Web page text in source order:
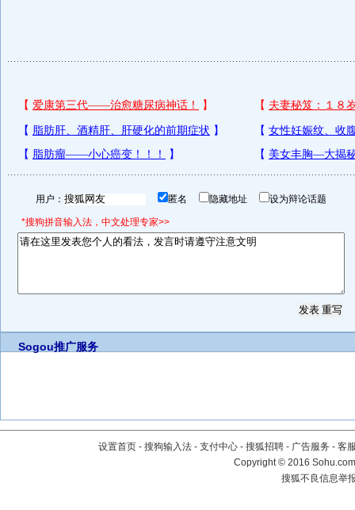
用户： 匿名 隐藏地址 设为辩论话题
*搜狗拼音输入法，中文处理专家>>
Sogou推广服务
设置首页 - 搜狗输入法 - 支付中心 - 搜狐招聘 - 广告服务 - 客
Copyright©2016
搜狐不良信息举